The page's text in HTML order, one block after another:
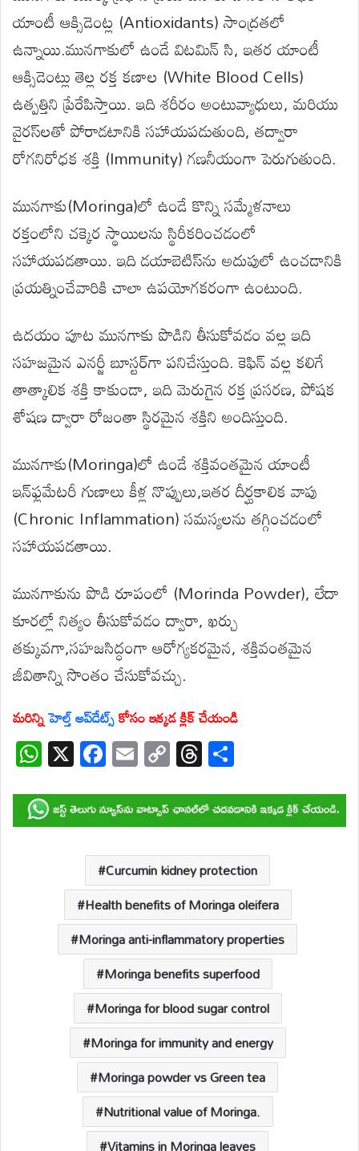
యాంటీ ఆక్సిడెంట్ల (Antioxidants) సాంద్రతలో
ఉన్నాయి.మునగాకులో ఉండే విటమిన్ సి, ఇతర యాంటీ
ఆక్సిడెంట్లు తెల్ల రక్త కణాల (White Blood Cells)
ఉత్పత్తిని ప్రేరేపిస్తాయి. ఇది శరీరం అంటువ్యాధులు, మరియు
వైరస్‌లతో పోరాడటానికి సహాయపడుతుంది, తద్వారా
రోగనిరోధక శక్తి (Immunity) గణనీయంగా పెరుగుతుంది.
మునగాకు(Moringa)లో ఉండే కొన్ని సమ్మేళనాలు
రక్తంలోని చక్కెర స్థాయిలను స్థిరీకరించడంలో
సహాయపడతాయి. ఇది డయాబెటిస్‌ను అదుపులో ఉంచడానికి
ప్రయత్నించేవారికి చాలా ఉపయోగకరంగా ఉంటుంది.
ఉదయం పూట మునగాకు పొడిని తీసుకోవడం వల్ల ఇది
సహజమైన ఎనర్జీ బూస్టర్‌గా పనిచేస్తుంది. కెఫిన్ వల్ల కలిగే
తాత్కాలిక శక్తి కాకుండా, ఇది మెరుగైన రక్త ప్రసరణ, పోషక
శోషణ ద్వారా రోజంతా స్థిరమైన శక్తిని అందిస్తుంది.
మునగాకు(Moringa)లో ఉండే శక్తివంతమైన యాంటీ
ఇన్‌ఫ్లమేటరీ గుణాలు కీళ్ల నొప్పులు,ఇతర దీర్ఘకాలిక వాపు
(Chronic Inflammation) సమస్యలను తగ్గించడంలో
సహాయపడతాయి.
మునగాకును పొడి రూపంలో (Morinda Powder), లేదా
కూరల్లో నిత్యం తీసుకోవడం ద్వారా, ఖర్చు
తక్కువగా,సహజసిద్ధంగా ఆరోగ్యకరమైన, శక్తివంతమైన
జీవితాన్ని సొంతం చేసుకోవచ్చు.
మరిన్నిహెల్త్ అప్‌డేట్స్కోసం ఇక్కడ క్లిక్ చేయండి
W
h
at
s
X F
ac
e
b
o
o
k
E
m
ail
C
o
p
y
Li
n
k
T
hr
e
a
d
s
ar
e
Curcumin kidney protection
Health benefits of Moringa oleifera
Moringa anti-inflammatory properties
Moringa benefits superfood
Moringa for blood sugar control
Moringa for immunity and energy
Moringa powder vs Green tea
Nutritional value of Moringa.